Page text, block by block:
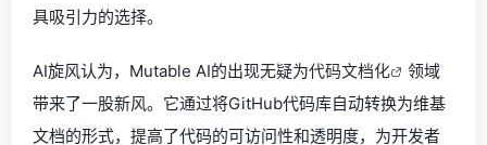
具吸引力的选择。
AI旋风认为，Mutable AI的出现无疑为代码文档化
领域
带来了一股新风。它通过将GitHub代码库自动转换为维基
文档的形式，提高了代码的可访问性和透明度，为开发者